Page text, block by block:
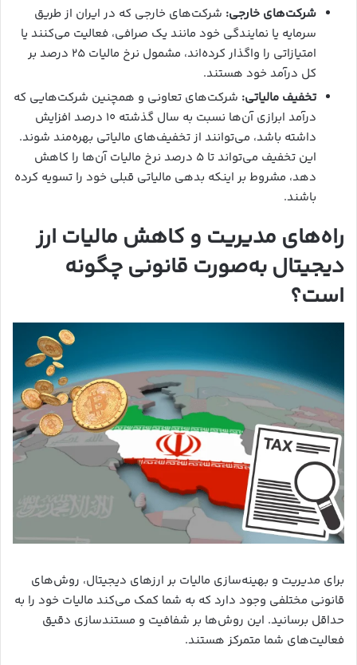
شرکت‌های خارجی: شرکت‌های خارجی که در ایران از طریق
سرمایه یا نمایندگی خود مانند یک صرافی، فعالیت می‌کنند یا
امتیازاتی را واگذار کرده‌اند، مشمول نرخ مالیات ۲۵ درصد بر
کل درآمد خود هستند.
تخفیف مالیاتی: شرکت‌های تعاونی و همچنین شرکت‌هایی که
درآمد ابرازی آن‌ها نسبت به سال گذشته ۱۰ درصد افزایش
داشته باشد، می‌توانند از تخفیف‌های مالیاتی بهره‌مند شوند.
این تخفیف می‌تواند تا ۵ درصد نرخ مالیات آن‌ها را کاهش
دهد، مشروط بر اینکه بدهی مالیاتی قبلی خود را تسویه کرده
باشند.
راه‌های مدیریت و کاهش مالیات ارز
دیجیتال به‌صورت قانونی چگونه
است؟
برای مدیریت و بهینه‌سازی مالیات بر ارزهای دیجیتال، روش‌های
قانونی مختلفی وجود دارد که به شما کمک می‌کند مالیات خود را به
حداقل برسانید. این روش‌ها بر شفافیت و مستندسازی دقیق
فعالیت‌های شما متمرکز هستند.